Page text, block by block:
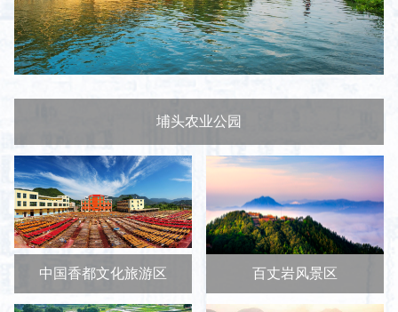
埔头农业公园
中国香都文化旅游区 百丈岩风景区